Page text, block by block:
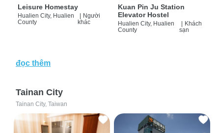
Leisure Homestay
Hualien City, Hualien
County
Người
khác
Kuan Pin Ju Station
Elevator Hostel
Hualien City, Hualien
County
Khách
sạn
đọc thêm
Tainan City
Tainan City, Taiwan